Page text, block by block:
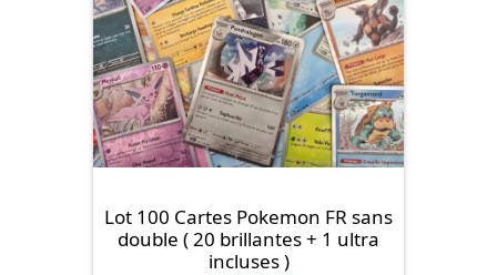
Lot 100 Cartes Pokemon FR sans
double ( 20 brillantes + 1 ultra
incluses )